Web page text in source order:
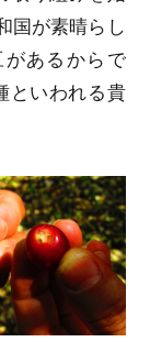
国が素晴らし
あるからで
といわれる貴